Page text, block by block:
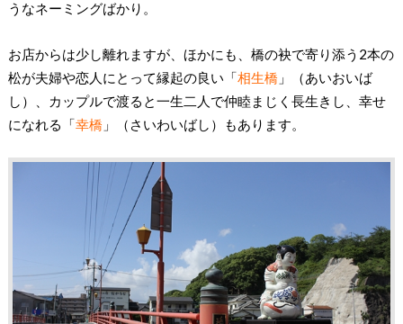
うなネーミングばかり。
お店からは少し離れますが、ほかにも、橋の袂で寄り添う2本の
松が夫婦や恋人にとって縁起の良い「相生橋」（あいおいば
し）、カップルで渡ると一生二人で仲睦まじく長生きし、幸せ
になれる「幸橋」（さいわいばし）もあります。